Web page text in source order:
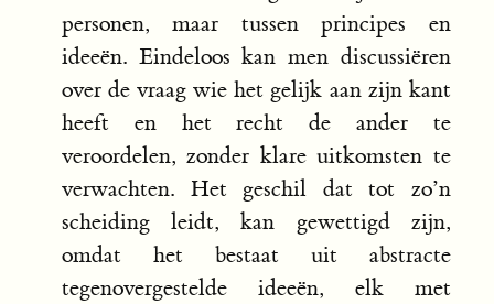
personen, maar tussen principes en
ideeën. Eindeloos kan men discussiëren
over de vraag wie het gelijk aan zijn kant
heeft en het recht de ander te
veroordelen, zonder klare uitkomsten te
verwachten. Het geschil dat tot zo’n
scheiding leidt, kan gewettigd zijn,
omdat het bestaat uit abstracte
tegenovergestelde ideeën, elk met